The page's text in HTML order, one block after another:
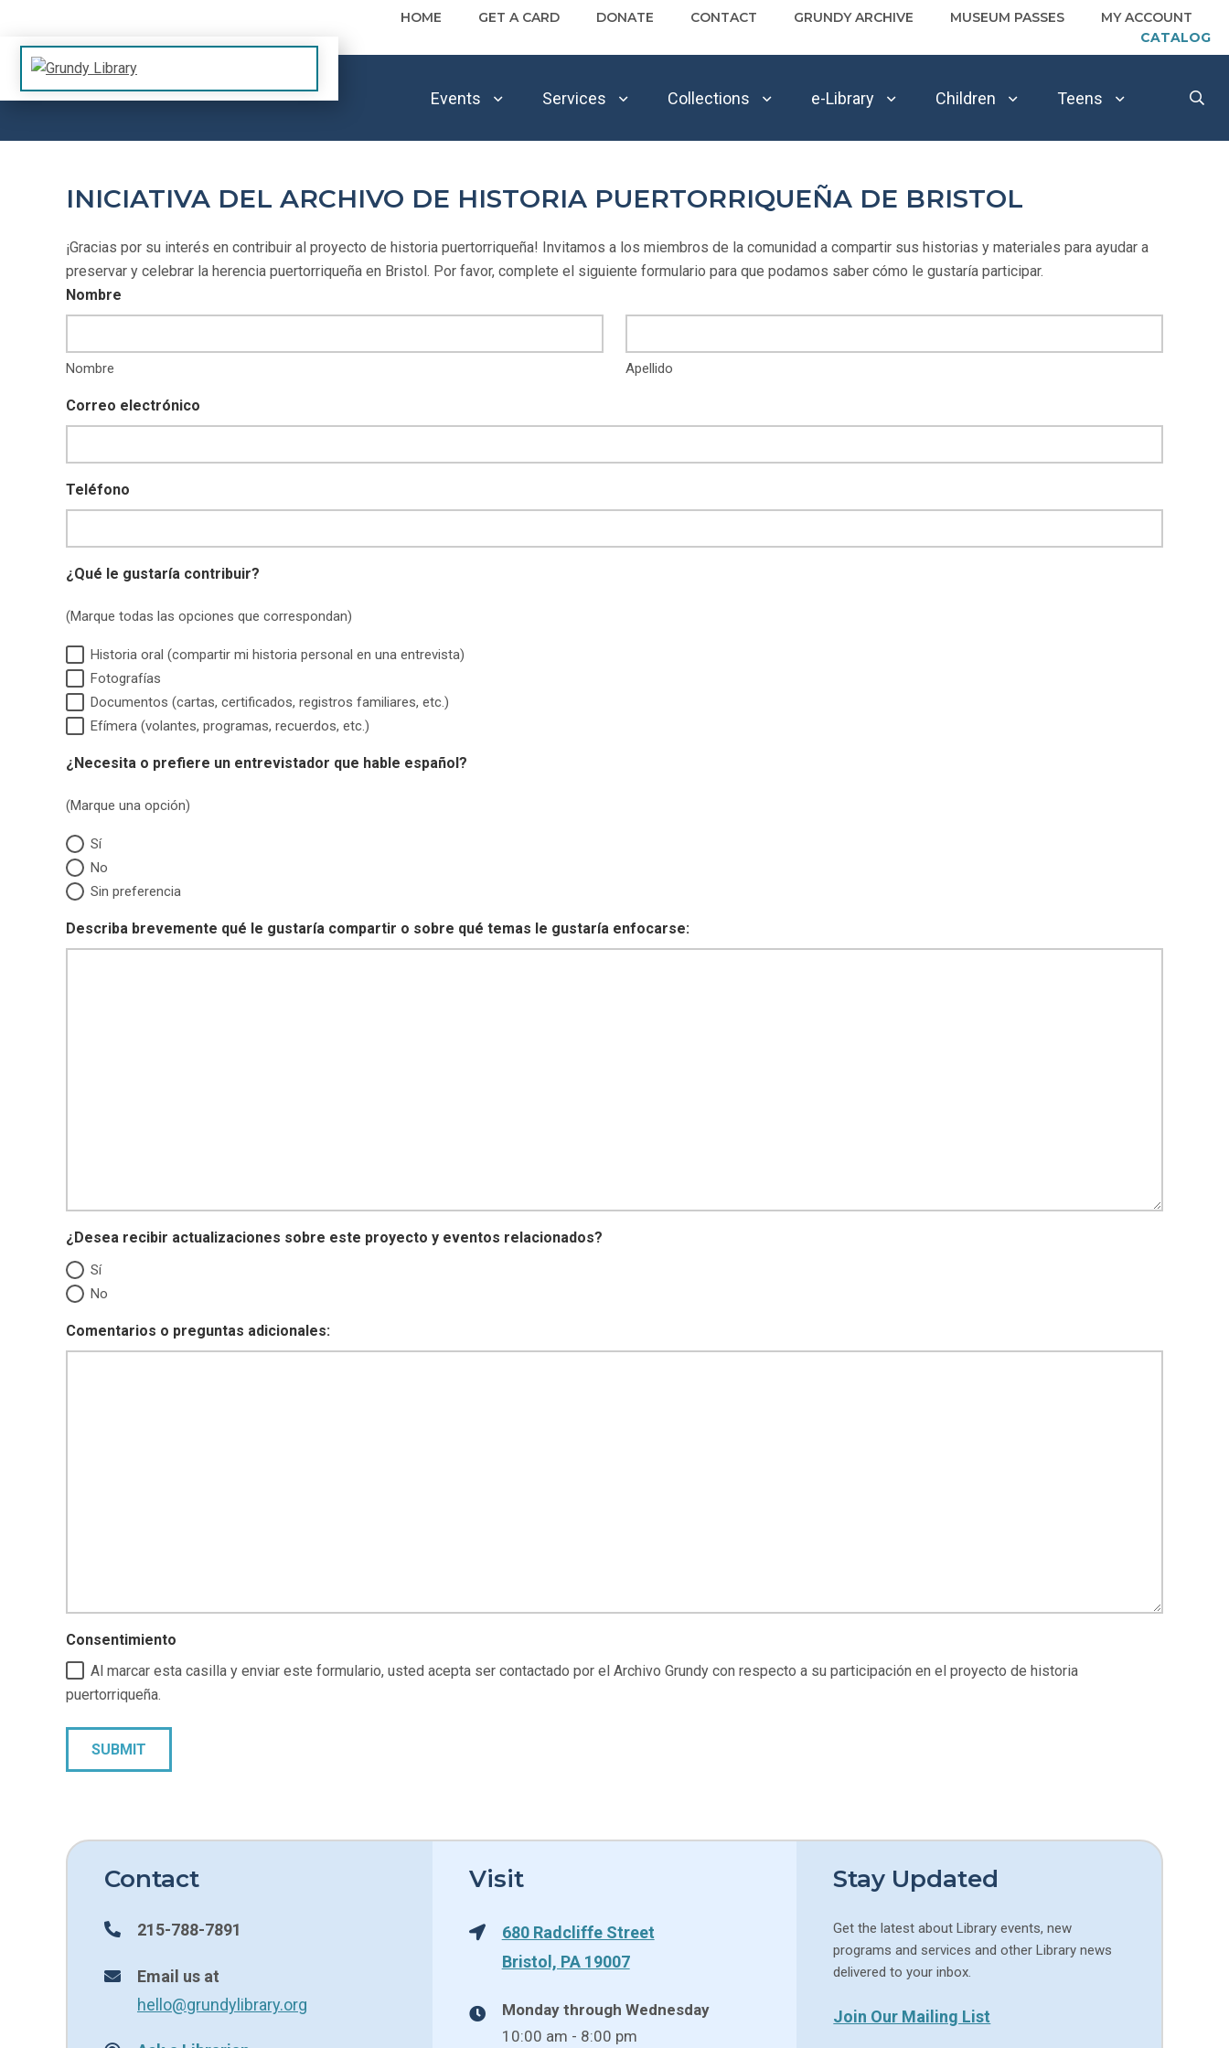
HOME GET A CARD DONATE CONTACT GRUNDY ARCHIVE MUSEUM PASSES
MY ACCOUNT
CATALOG
Grundy Library
Events Services Collections e-Library Children Teens
INICIATIVA DEL ARCHIVO DE HISTORIA PUERTORRIQUEÑA DE BRISTOL
¡Gracias por su interés en contribuir al proyecto de historia puertorriqueña! Invitamos a los miembros de la comunidad a compartir sus historias y materiales para ayudar a
preservar y celebrar la herencia puertorriqueña en Bristol. Por favor, complete el siguiente formulario para que podamos saber cómo le gustaría participar.
Nombre
Nombre Apellido
Correo electrónico
Teléfono
¿Qué le gustaría contribuir?
(Marque todas las opciones que correspondan)
Historia oral (compartir mi historia personal en una entrevista)
Fotografías
Documentos (cartas, certificados, registros familiares, etc.)
Efímera (volantes, programas, recuerdos, etc.)
¿Necesita o prefiere un entrevistador que hable español?
(Marque una opción)
Sí
No
Sin preferencia
Describa brevemente qué le gustaría compartir o sobre qué temas le gustaría enfocarse:
¿Desea recibir actualizaciones sobre este proyecto y eventos relacionados?
Sí
No
Comentarios o preguntas adicionales:
Consentimiento
Al marcar esta casilla y enviar este formulario, usted acepta ser contactado por el Archivo Grundy con respecto a su participación en el proyecto de historia
puertorriqueña.
Contact
215-788-7891
Email us at
hello@grundylibrary.org
Visit
680 Radcliffe Street
Bristol, PA 19007
Monday through Wednesday
10:00 am - 8:00 pm
Stay Updated
Get the latest about Library events, new
programs and services and other Library news
delivered to your inbox.
Join Our Mailing List